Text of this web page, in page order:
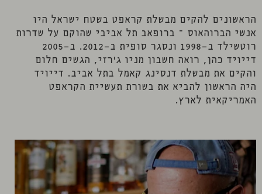
הראשונים להקים מבשלת קראפט בשטח ישראל היו
אנשי הברוהאוס – ברופאב תל אביבי שהוקם על שדרות
רוטשילד ב-1998 ונסגר סופית ב-2012. ב-2005
דייויד כהן, רואה חשבון מניו ג'רזי, הגשים חלום
והקים את מבשלת דנסינג קאמל בתל אביב. דייויד
היה הראשון להביא את בשורת תעשיית הקראפט
האמריקאית לארץ.